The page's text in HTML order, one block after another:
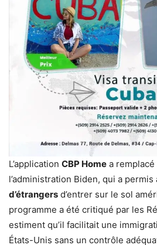
L’application CBP Home a remplacé
l’administration Biden, qui a permis
d’étrangers d’entrer sur le sol
programme a été critiqué par les
estiment qu’il facilitait une
États-Unis sans un contrôle